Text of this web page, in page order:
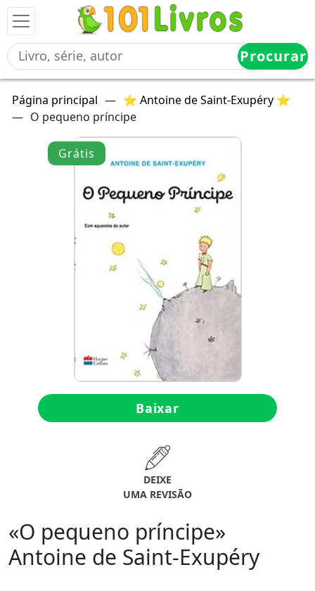
Procurar
Página principal — ⭐ Antoine de Saint-Exupéry ⭐
— O pequeno príncipe
Grátis
Baixar
DEIXE
UMA REVISÃO
«O pequeno príncipe»
Antoine de Saint-Exupéry